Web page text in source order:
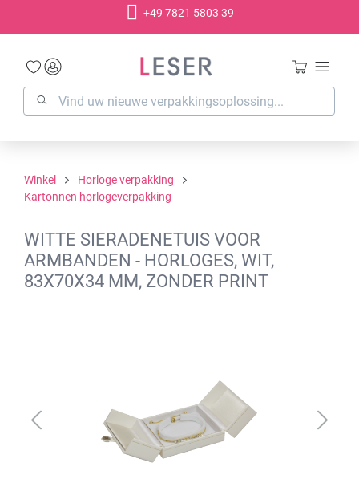
+49 7821 5803 39
Winkel
Horloge verpakking
Kartonnen horlogeverpakking
WITTE SIERADENETUIS VOOR
ARMBANDEN - HORLOGES, WIT,
83X70X34 MM, ZONDER PRINT